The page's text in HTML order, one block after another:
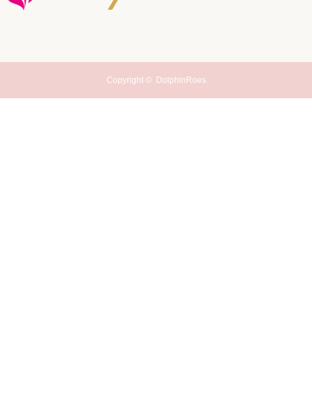
Copyright © DolphinRoes